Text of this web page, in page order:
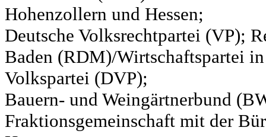
Hohenzollern und Hessen;
Deutsche Volksrechtpartei (VP);
Baden (RDM)/Wirtschaftspartei
Volkspartei (DVP);
Bauern- und Weingärtnerbund
Fraktionsgemeinschaft mit der